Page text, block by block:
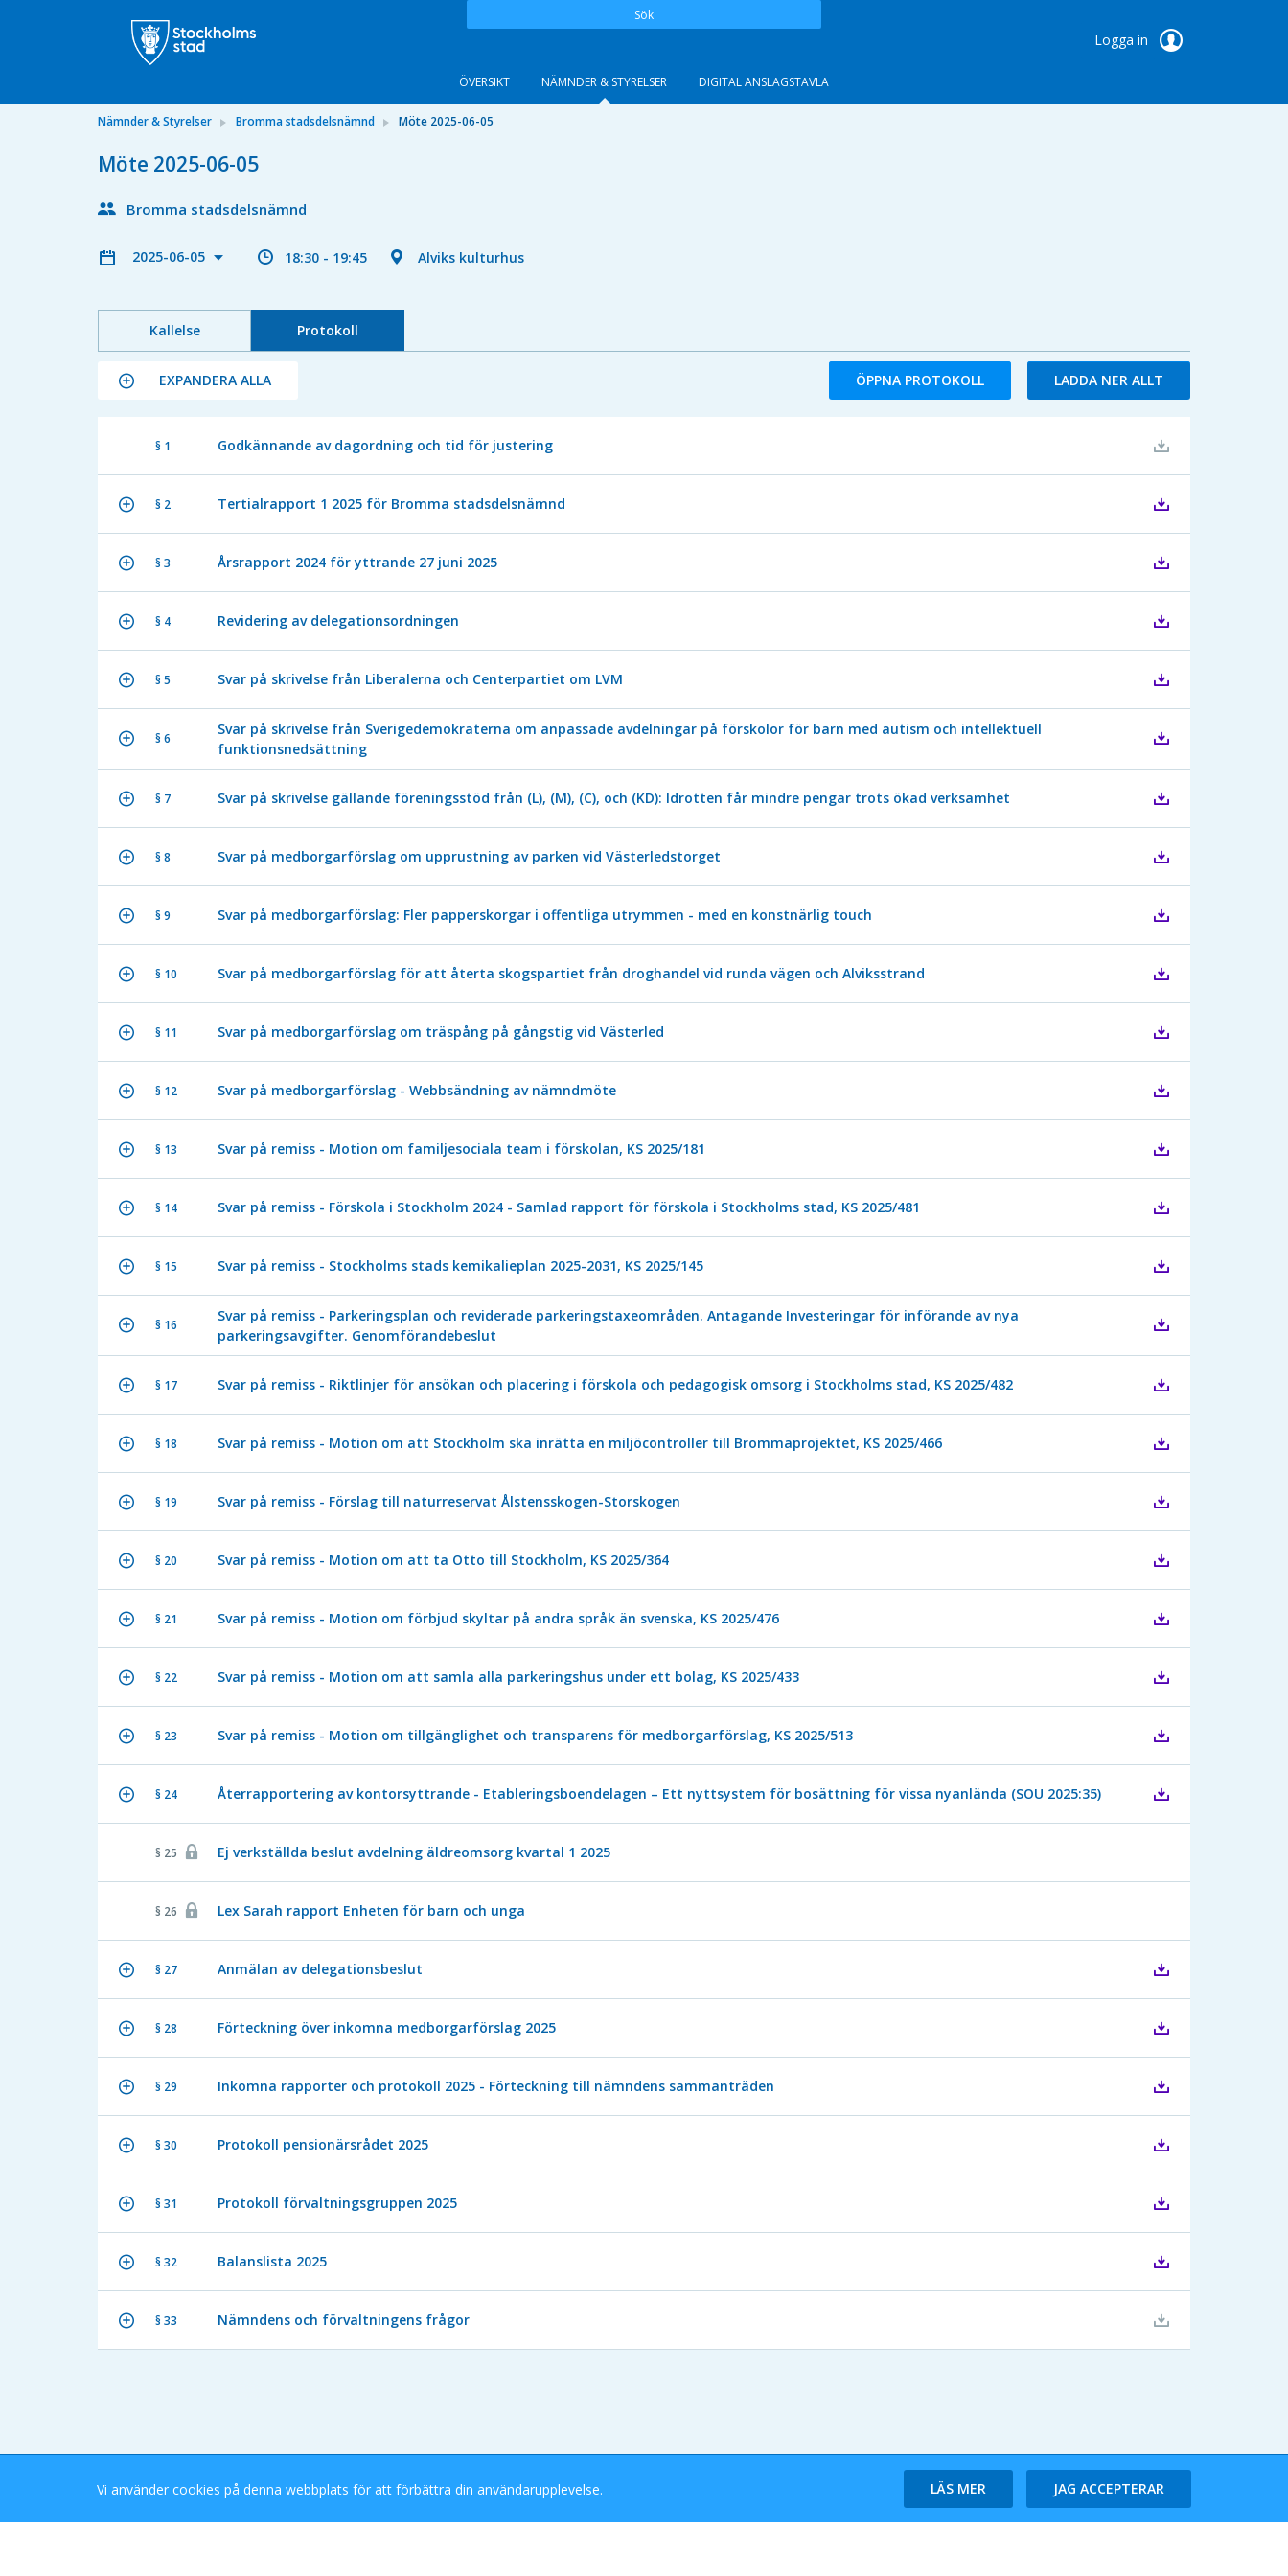
Sök
Logga in
ÖVERSIKT NÄMNDER & STYRELSER DIGITAL ANSLAGSTAVLA
Nämnder & Styrelser Bromma stadsdelsnämnd Möte 2025-06-05
Möte 2025-06-05
Bromma stadsdelsnämnd
2025-06-05 18:30 - 19:45 Alviks kulturhus
Kallelse Protokoll
EXPANDERA ALLA ÖPPNA PROTOKOLL LADDA NER ALLT
§ 1 Godkännande av dagordning och tid för justering
§ 2 Tertialrapport 1 2025 för Bromma stadsdelsnämnd
§ 3 Årsrapport 2024 för yttrande 27 juni 2025
§ 4 Revidering av delegationsordningen
§ 5 Svar på skrivelse från Liberalerna och Centerpartiet om LVM
§ 6
Svar på skrivelse från Sverigedemokraterna om anpassade avdelningar på förskolor för barn med autism och intellektuell
funktionsnedsättning
§ 7 Svar på skrivelse gällande föreningsstöd från (L), (M), (C), och (KD): Idrotten får mindre pengar trots ökad verksamhet
§ 8 Svar på medborgarförslag om upprustning av parken vid Västerledstorget
§ 9 Svar på medborgarförslag: Fler papperskorgar i offentliga utrymmen - med en konstnärlig touch
§ 10 Svar på medborgarförslag för att återta skogspartiet från droghandel vid runda vägen och Alviksstrand
§ 11 Svar på medborgarförslag om träspång på gångstig vid Västerled
§ 12 Svar på medborgarförslag - Webbsändning av nämndmöte
§ 13 Svar på remiss - Motion om familjesociala team i förskolan, KS 2025/181
§ 14 Svar på remiss - Förskola i Stockholm 2024 - Samlad rapport för förskola i Stockholms stad, KS 2025/481
§ 15 Svar på remiss - Stockholms stads kemikalieplan 2025-2031, KS 2025/145
§ 16
Svar på remiss - Parkeringsplan och reviderade parkeringstaxeområden. Antagande Investeringar för införande av nya
parkeringsavgifter. Genomförandebeslut
§ 17 Svar på remiss - Riktlinjer för ansökan och placering i förskola och pedagogisk omsorg i Stockholms stad, KS 2025/482
§ 18 Svar på remiss - Motion om att Stockholm ska inrätta en miljöcontroller till Brommaprojektet, KS 2025/466
§ 19 Svar på remiss - Förslag till naturreservat Ålstensskogen-Storskogen
§ 20 Svar på remiss - Motion om att ta Otto till Stockholm, KS 2025/364
§ 21 Svar på remiss - Motion om förbjud skyltar på andra språk än svenska, KS 2025/476
§ 22 Svar på remiss - Motion om att samla alla parkeringshus under ett bolag, KS 2025/433
§ 23 Svar på remiss - Motion om tillgänglighet och transparens för medborgarförslag, KS 2025/513
§ 24 Återrapportering av kontorsyttrande - Etableringsboendelagen – Ett nyttsystem för bosättning för vissa nyanlända (SOU 2025:35)
§ 25 Ej verkställda beslut avdelning äldreomsorg kvartal 1 2025
§ 26 Lex Sarah rapport Enheten för barn och unga
§ 27 Anmälan av delegationsbeslut
§ 28 Förteckning över inkomna medborgarförslag 2025
§ 29 Inkomna rapporter och protokoll 2025 - Förteckning till nämndens sammanträden
§ 30 Protokoll pensionärsrådet 2025
§ 31 Protokoll förvaltningsgruppen 2025
§ 32 Balanslista 2025
§ 33 Nämndens och förvaltningens frågor
Stockholms Stad eDok Meetings
Vi använder cookies på denna webbplats för att förbättra din användarupplevelse.